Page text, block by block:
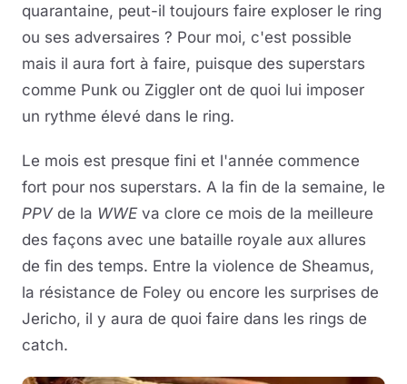
quarantaine, peut-il toujours faire exploser le ring
ou ses adversaires ? Pour moi, c'est possible
mais il aura fort à faire, puisque des superstars
comme Punk ou Ziggler ont de quoi lui imposer
un rythme élevé dans le ring.
Le mois est presque fini et l'année commence
fort pour nos superstars. A la fin de la semaine, le
PPVde la WWE va clore ce mois de la meilleure
des façons avec une bataille royale aux allures
de fin des temps. Entre la violence de Sheamus,
la résistance de Foley ou encore les surprises de
Jericho, il y aura de quoi faire dans les rings de
catch.